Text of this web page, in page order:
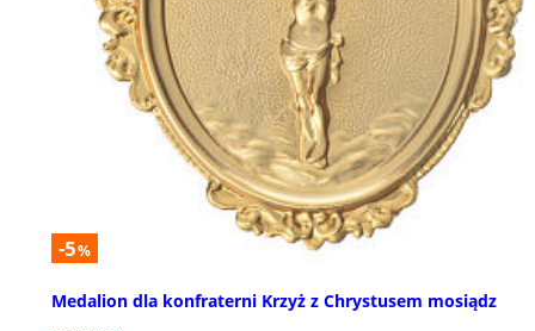
-5%
Medalion dla konfraterni Krzyż z Chrystusem mosiądz